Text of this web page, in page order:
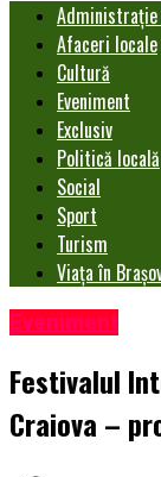
Administrație
Afaceri locale
Cultură
Eveniment
Exclusiv
Politică locală
Social
Sport
Turism
Viața în
Eveniment
Festivalul
Craiova –